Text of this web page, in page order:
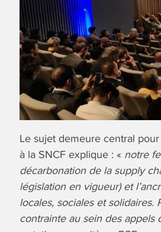
Le sujet demeure central
à la SNCF explique : « notre
décarbonation de la supply
législation en vigueur) et
locales, sociales et solidaires.
contrainte au sein des appels